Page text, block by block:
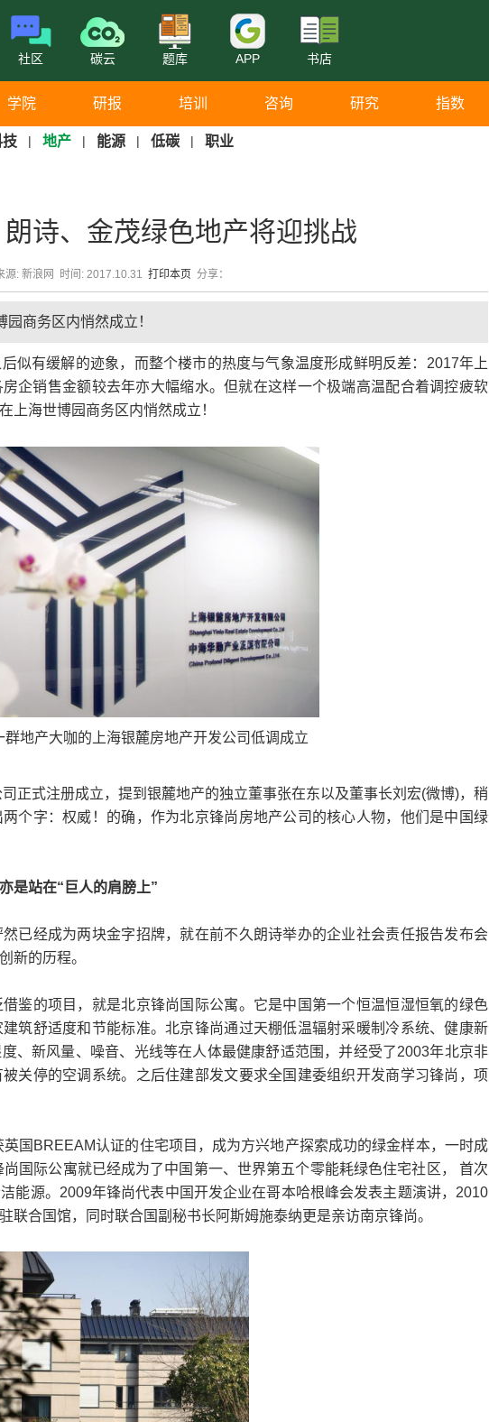
社区 碳云 题库 APP 书店
学院 研报 培训 咨询 研究 指数
技 | 地产 | 能源 | 低碳 |
职业
诗、金茂绿色地产将迎挑战
源: 新浪网 时间: 2017.10.31 打印本页 分享：
商务区内悄然成立！
有缓解的迹象，而整个楼市的热度与气象温度形成鲜明反差：2017年上
企销售金额较去年亦大幅缩水。但就在这样一个极端高温配合着调控疲软
上海世博园商务区内悄然成立！
产大咖的上海银麓房地产开发公司低调成立
式注册成立，提到银麓地产的独立董事张在东以及董事长刘宏(微博)，稍
个字：权威！的确，作为北京锋尚房地产公司的核心人物，他们是中国绿
站在“巨人的肩膀上”
经成为两块金字招牌，就在前不久朗诗举办的企业社会责任报告发布会
新的历程。
的项目，就是北京锋尚国际公寓。它是中国第一个恒温恒湿恒氧的绿色
筑舒适度和节能标准。北京锋尚通过天棚低温辐射采暖制冷系统、健康新
、新风量、噪音、光线等在人体最健康舒适范围，并经受了2003年北京非
关停的空调系统。之后住建部发文要求全国建委组织开发商学习锋尚，项
BREEAM认证的住宅项目，成为方兴地产探索成功的绿金样本，一时成
国际公寓就已经成为了中国第一、世界第五个零能耗绿色住宅社区， 首次
能源。2009年锋尚代表中国开发企业在哥本哈根峰会发表主题演讲，2010
联合国馆，同时联合国副秘书长阿斯姆施泰纳更是亲访南京锋尚。